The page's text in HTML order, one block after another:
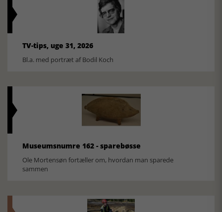
TV-tips, uge 31, 2026
Bl.a. med portræt af Bodil Koch
Museumsnumre 162 - sparebøsse
Ole Mortensøn fortæller om, hvordan man sparede
sammen